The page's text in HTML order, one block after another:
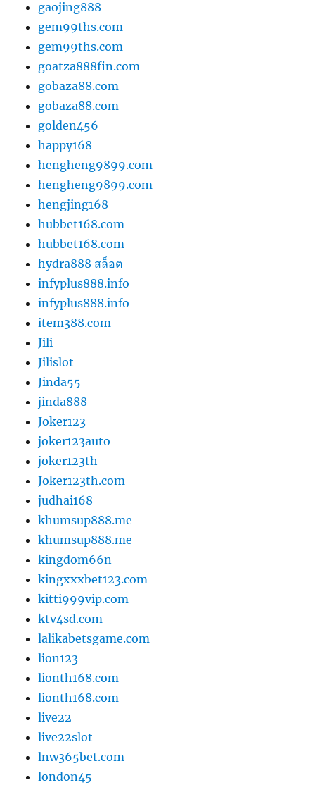
gaojing888
gem99ths.com
gem99ths.com
goatza888fin.com
gobaza88.com
gobaza88.com
golden456
happy168
hengheng9899.com
hengheng9899.com
hengjing168
hubbet168.com
hubbet168.com
hydra888 สล็อต
infyplus888.info
infyplus888.info
item388.com
Jili
Jilislot
Jinda55
jinda888
Joker123
joker123auto
joker123th
Joker123th.com
judhai168
khumsup888.me
khumsup888.me
kingdom66n
kingxxxbet123.com
kitti999vip.com
ktv4sd.com
lalikabetsgame.com
lion123
lionth168.com
lionth168.com
live22
live22slot
lnw365bet.com
london45